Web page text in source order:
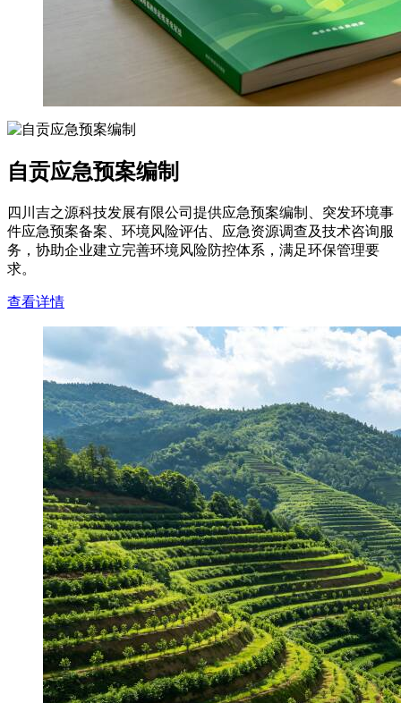
自贡应急预案编制
四川吉之源科技发展有限公司提供应急预案编制、突发环境事
件应急预案备案、环境风险评估、应急资源调查及技术咨询服
务，协助企业建立完善环境风险防控体系，满足环保管理要
求。
查看详情